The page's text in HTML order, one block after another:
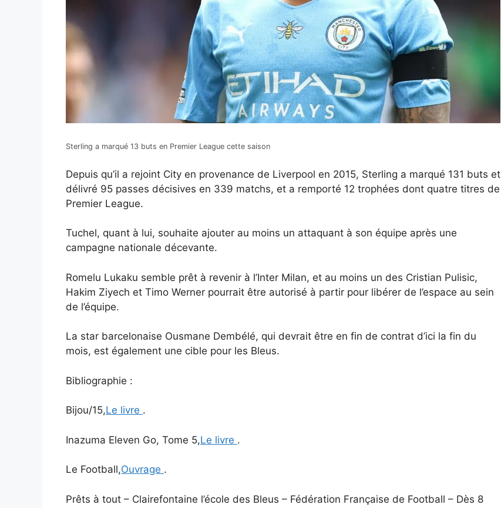
Sterling a marqué 13 buts en Premier League cette saison
Depuis qu’il a rejoint City en provenance de Liverpool en 2015, Sterling a marqué 131 buts et
délivré 95 passes décisives en 339 matchs, et a remporté 12 trophées dont quatre titres de
Premier League.
Tuchel, quant à lui, souhaite ajouter au moins un attaquant à son équipe après une
campagne nationale décevante.
Romelu Lukaku semble prêt à revenir à l’Inter Milan, et au moins un des Cristian Pulisic,
Hakim Ziyech et Timo Werner pourrait être autorisé à partir pour libérer de l’espace au sein
de l’équipe.
La star barcelonaise Ousmane Dembélé, qui devrait être en fin de contrat d’ici la fin du
mois, est également une cible pour les Bleus.
Bibliographie :
Bijou/15,Le livre .
Inazuma Eleven Go, Tome 5,Le livre .
Le Football,Ouvrage .
Prêts à tout – Clairefontaine l’école des Bleus – Fédération Française de Football – Dès 8